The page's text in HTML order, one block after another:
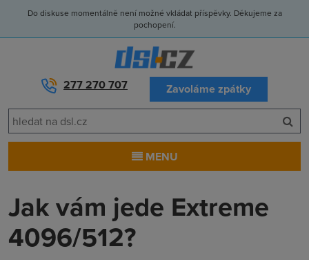
Do diskuse momentálně není možné vkládat příspěvky. Děkujeme za
pochopení.
277 270 707 Zavoláme zpátky
MENU
Jak vám jede Extreme
4096/512?